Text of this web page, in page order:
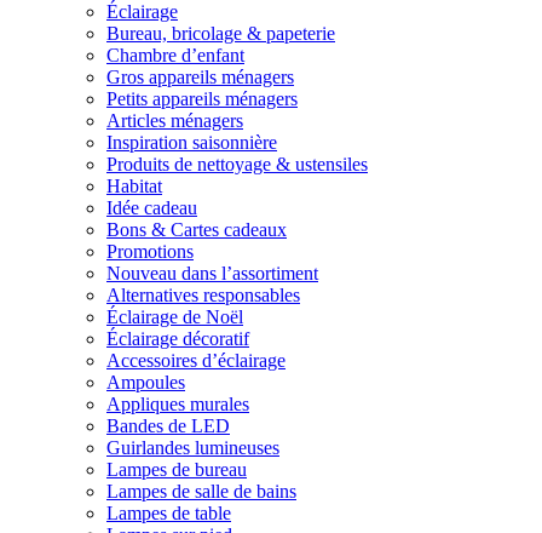
Éclairage
Bureau, bricolage & papeterie
Chambre d’enfant
Gros appareils ménagers
Petits appareils ménagers
Articles ménagers
Inspiration saisonnière
Produits de nettoyage & ustensiles
Habitat
Idée cadeau
Bons & Cartes cadeaux
Promotions
Nouveau dans l’assortiment
Alternatives responsables
Éclairage de Noël
Éclairage décoratif
Accessoires d’éclairage
Ampoules
Appliques murales
Bandes de LED
Guirlandes lumineuses
Lampes de bureau
Lampes de salle de bains
Lampes de table